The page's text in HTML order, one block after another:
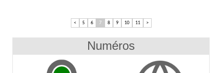
< 5 6 7 8 9 10 11 >
Numéros